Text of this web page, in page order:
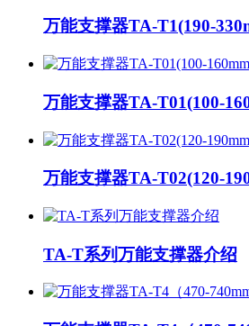
万能支撑器TA-T1(190-
万能支撑器TA-T01(100-
万能支撑器TA-T02(120-
TA-T系列万能支撑器介绍